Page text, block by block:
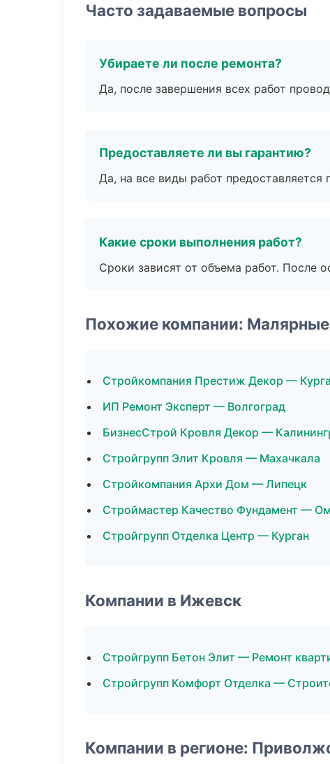
Часто задаваемые вопросы
Убираете ли после ремонта?
Да, после завершения всех работ
Предоставляете ли вы гарантию?
Да, на все виды работ предоставляется
Какие сроки выполнения работ?
Сроки зависят от объема работ. После
Похожие компании:
Стройкомпания Престиж Декор —
ИП Ремонт Эксперт — Волгоград
БизнесСтрой Кровля Декор —
Стройгрупп Элит Кровля — Махачкала
Стройкомпания Архи Дом — Липецк
Строймастер Качество Фундамент —
Стройгрупп Отделка Центр — Курган
Компании в Ижевск
Стройгрупп Бетон Элит — Ремонт
Стройгрупп Комфорт Отделка —
Компании в регионе: